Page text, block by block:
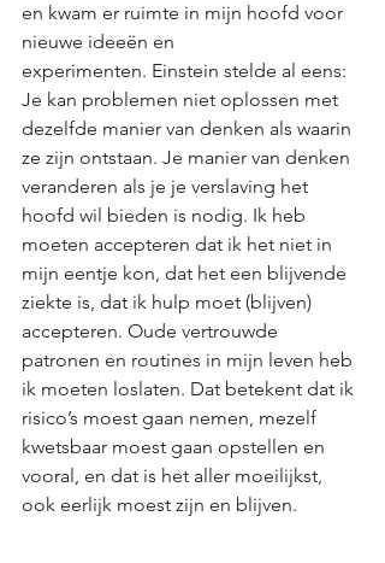
en kwam er ruimte in mijn hoofd voor
nieuwe ideeën en
experimenten. Einstein stelde al eens:
Je kan problemen niet oplossen met
dezelfde manier van denken als waarin
ze zijn ontstaan. Je manier van denken
veranderen als je je verslaving het
hoofd wil bieden is nodig. Ik heb
moeten accepteren dat ik het niet in
mijn eentje kon, dat het een blijvende
ziekte is, dat ik hulp moet (blijven)
accepteren. Oude vertrouwde
patronen en routines in mijn leven heb
ik moeten loslaten. Dat betekent dat ik
risico’s moest gaan nemen, mezelf
kwetsbaar moest gaan opstellen en
vooral, en dat is het aller moeilijkst,
ook eerlijk moest zijn en blijven.